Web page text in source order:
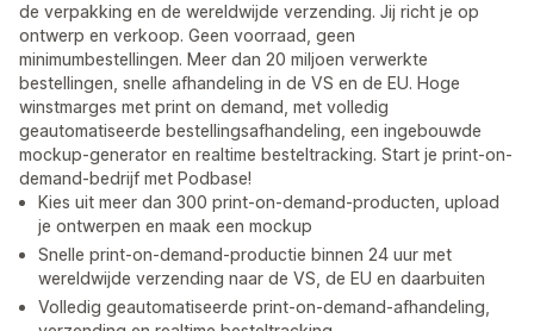
de verpakking en de wereldwijde verzending. Jij richt je op
ontwerp en verkoop. Geen voorraad, geen
minimumbestellingen. Meer dan 20 miljoen verwerkte
bestellingen, snelle afhandeling in de VS en de EU. Hoge
winstmarges met print on demand, met volledig
geautomatiseerde bestellingsafhandeling, een ingebouwde
mockup-generator en realtime besteltracking. Start je print-on-
demand-bedrijf met Podbase!
Kies uit meer dan 300 print-on-demand-producten, upload
je ontwerpen en maak een mockup
Snelle print-on-demand-productie binnen 24 uur met
wereldwijde verzending naar de VS, de EU en daarbuiten
Volledig geautomatiseerde print-on-demand-afhandeling,